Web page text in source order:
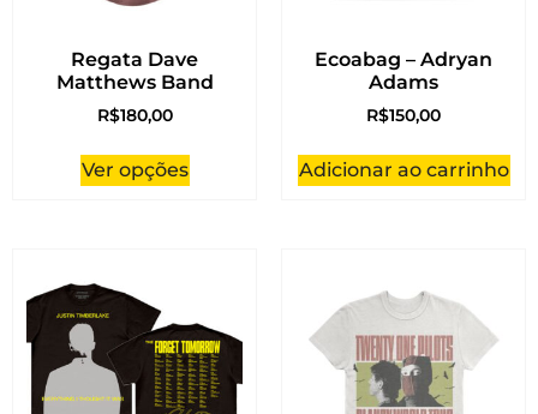
Regata Dave
Matthews Band
R$180,00
Ver opções
Ecoabag – Adryan
Adams
R$150,00
Adicionar ao carrinho